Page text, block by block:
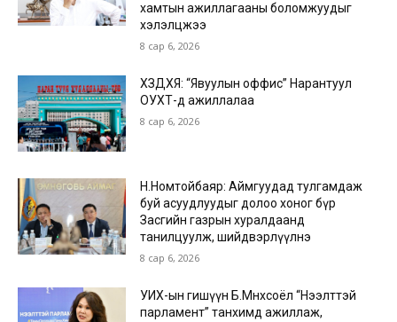
хамтын ажиллагааны боломжуудыг
хэлэлцжээ
8 сар 6, 2026
ХЗДХЯ: “Явуулын оффис” Нарантуул
ОУХТ-д ажиллалаа
8 сар 6, 2026
Н.Номтойбаяр: Аймгуудад тулгамдаж
буй асуудлуудыг долоо хоног бүр
Засгийн газрын хуралдаанд
танилцуулж, шийдвэрлүүлнэ
8 сар 6, 2026
УИХ-ын гишүүн Б.Мөнхсоёл “Нээлттэй
парламент” танхимд ажиллаж,